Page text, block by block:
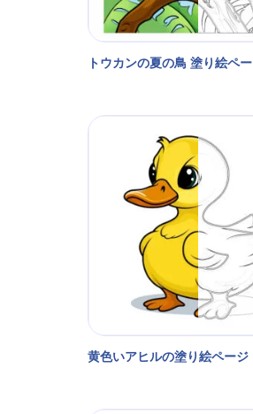
トウカンの夏の鳥 塗り絵ペ
黄色いアヒルの塗り絵ページ